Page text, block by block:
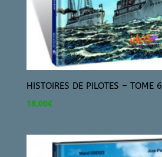
HISTOIRES DE PILOTES – TOME 6
18,00€